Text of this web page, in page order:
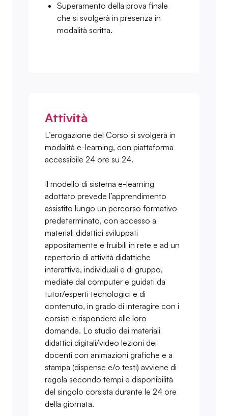
Superamento della prova finale
che si svolgerà in presenza in
modalità scritta.
Attività
L’erogazione del Corso si svolgerà in
modalità e-learning, con piattaforma
accessibile 24 ore su 24.
Il modello di sistema e-learning
adottato prevede l’apprendimento
assistito lungo un percorso formativo
predeterminato, con accesso a
materiali didattici sviluppati
appositamente e fruibili in rete e ad un
repertorio di attività didattiche
interattive, individuali e di gruppo,
mediate dal computer e guidati da
tutor/esperti tecnologici e di
contenuto, in grado di interagire con i
corsisti e rispondere alle loro
domande. Lo studio dei materiali
didattici digitali/video lezioni dei
docenti con animazioni grafiche e a
stampa (dispense e/o testi) avviene di
regola secondo tempi e disponibilità
del singolo corsista durante le 24 ore
della giornata.